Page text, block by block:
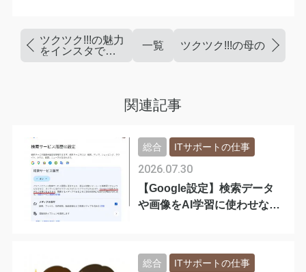
ツクツク!!!の魅力
をインスタで伝
一覧 ツクツク!!!の母の日お勧
関連記事
【Google設定】検索データ
や画像をAI学習に使わせない
2026.07.30
総合 ITサポートの仕事
総合 ITサポートの仕事